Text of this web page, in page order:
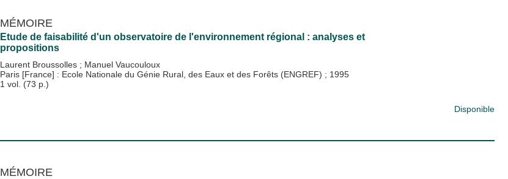
MÉMOIRE
Etude de faisabilité d'un observatoire de l'environnement régional : analyses et
propositions
Laurent Broussolles ; Manuel Vaucouloux
Paris [France] : Ecole Nationale du Génie Rural, des Eaux et des Forêts (ENGREF) ; 1995
1 vol. (73 p.)
Disponible
MÉMOIRE